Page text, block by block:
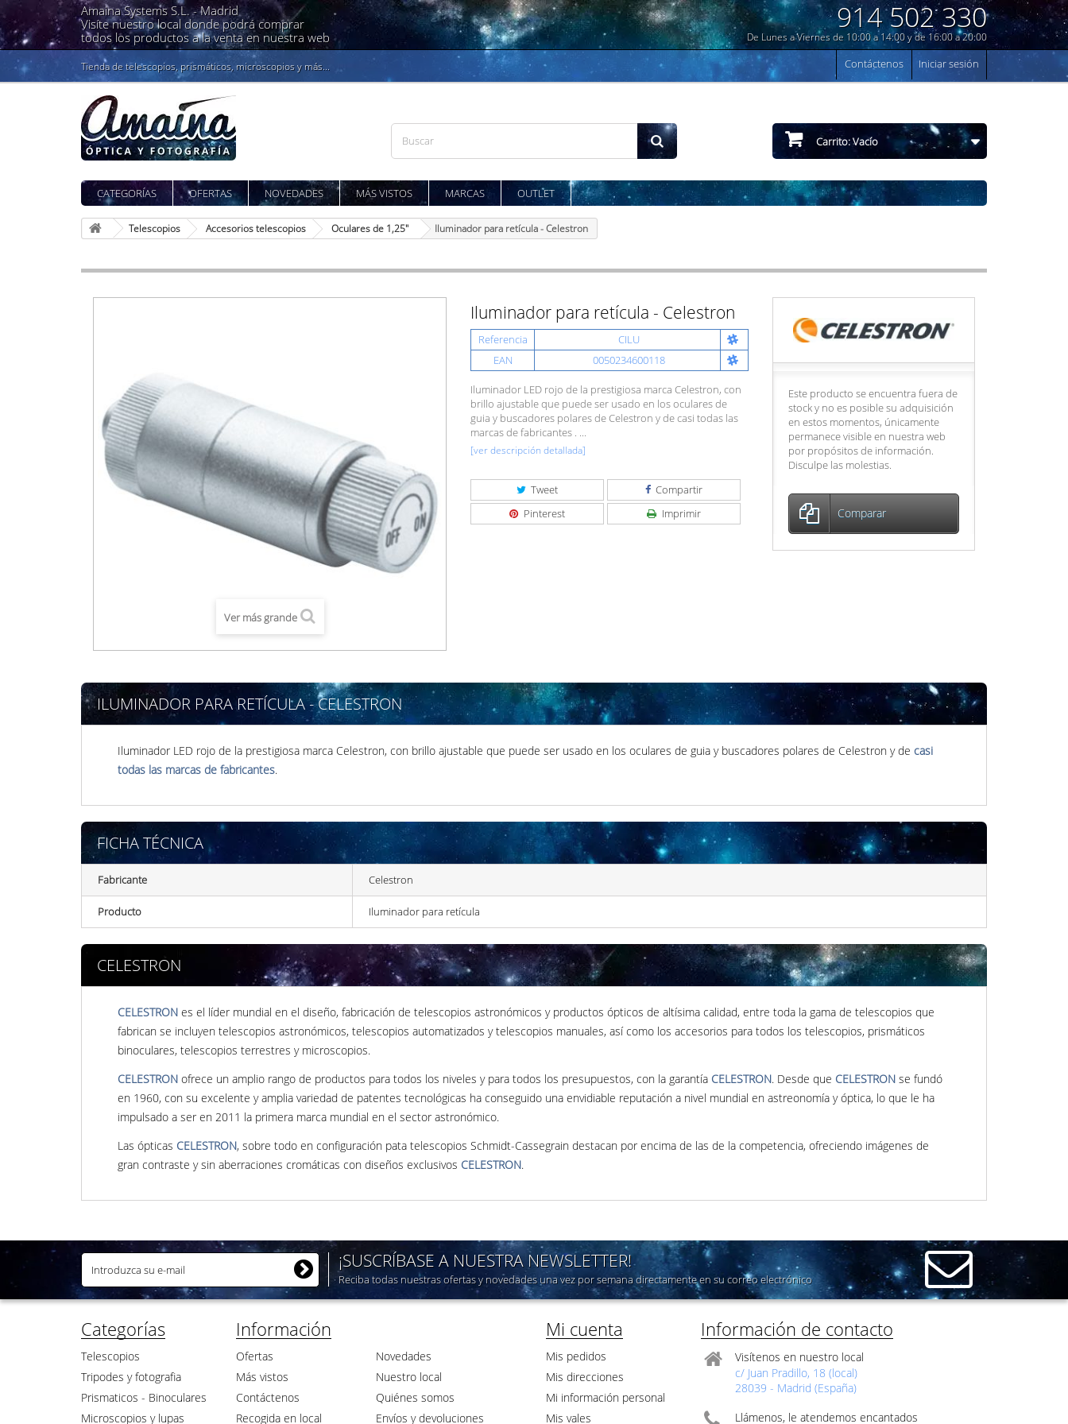
Amaina Systems S.L. -Madrid
Visíte nuestro local donde podrá comprar
todos los productos a la venta en nuestra web
914 502 330
De Lunes a Viernes de 10:00 a 14:00 y de 16:00 a 20:00
Iniciar sesión
Contáctenos
Tienda de telescopios, prismáticos, microscopios y más...
Carrito:Vacío
CATEGORÍAS OFERTAS NOVEDADES MÁS VISTOS MARCAS OUTLET
Telescopios Accesorios telescopios Oculares de 1,25" Iluminador para retícula - Celestron
Ver más grande
Iluminador para retícula - Celestron
Referencia
CILU
EAN
0050234600118
Iluminador LED rojo de la prestigiosa marca Celestron, con
brillo ajustable que puede ser usado en los oculares de
guia y buscadores polares de Celestron y de casi todas las
marcas de fabricantes . ...
[ver descripción detallada]
Tweet
Compartir
Pinterest
Imprimir
Este producto se encuentra fuera de
stock y no es posible su adquisición
en estos momentos, únicamente
permanece visible en nuestra web
por propósitos de información.
Disculpe las molestias.
Comparar
ILUMINADOR PARA RETÍCULA - CELESTRON
Iluminador LED rojo de la prestigiosa marca Celestron, con brillo ajustable que puede ser usado en los oculares de guia y buscadores polares de Celestron y de casi
todas las marcas de fabricantes.
FICHA TÉCNICA
Fabricante Celestron
Producto Iluminador para retícula
CELESTRON
CELESTRON es el líder mundial en el diseño, fabricación de telescopios astronómicos y productos ópticos de altísima calidad, entre toda la gama de telescopios que
fabrican se incluyen telescopios astronómicos, telescopios automatizados y telescopios manuales, así como los accesorios para todos los telescopios, prismáticos
binoculares, telescopios terrestres y microscopios.
CELESTRON ofrece un amplio rango de productos para todos los niveles y para todos los presupuestos, con la garantía CELESTRON. Desde que CELESTRON se fundó
en 1960, con su excelente y amplia variedad de patentes tecnológicas ha conseguido una envidiable reputación a nivel mundial en astreonomía y óptica, lo que le ha
impulsado a ser en 2011 la primera marca mundial en el sector astronómico.
Las ópticas CELESTRON, sobre todo en configuración pata telescopios Schmidt-Cassegrain destacan por encima de las de la competencia, ofreciendo imágenes de
gran contraste y sin aberraciones cromáticas con diseños exclusivos CELESTRON.
¡SUSCRÍBASE A NUESTRA NEWSLETTER!
Reciba todas nuestras ofertas y novedades una vez por semana directamente en su correo electrónico
Categorías
Telescopios
Tripodes y fotografia
Prismaticos - Binoculares
Microscopios y lupas
Información
Ofertas
Novedades
Más vistos
Nuestro local
Contáctenos
Quiénes somos
Recogida en local
Envíos y devoluciones
Mi cuenta
Mis pedidos
Mis direcciones
Mi información personal
Mis vales
Información de contacto
Visítenos en nuestro local
c/ Juan Pradillo, 18 (local)
28039 - Madrid (España)
Llámenos, le atendemos encantados